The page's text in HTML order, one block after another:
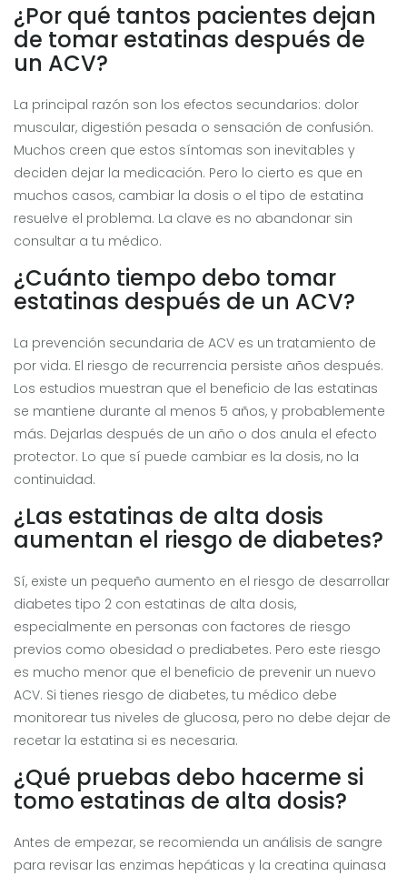
¿Por qué tantos pacientes dejan
de tomar estatinas después de
un ACV?
La principal razón son los efectos secundarios: dolor
muscular, digestión pesada o sensación de confusión.
Muchos creen que estos síntomas son inevitables y
deciden dejar la medicación. Pero lo cierto es que en
muchos casos, cambiar la dosis o el tipo de estatina
resuelve el problema. La clave es no abandonar sin
consultar a tu médico.
¿Cuánto tiempo debo tomar
estatinas después de un ACV?
La prevención secundaria de ACV es un tratamiento de
por vida. El riesgo de recurrencia persiste años después.
Los estudios muestran que el beneficio de las estatinas
se mantiene durante al menos 5 años, y probablemente
más. Dejarlas después de un año o dos anula el efecto
protector. Lo que sí puede cambiar es la dosis, no la
continuidad.
¿Las estatinas de alta dosis
aumentan el riesgo de diabetes?
Sí, existe un pequeño aumento en el riesgo de desarrollar
diabetes tipo 2 con estatinas de alta dosis,
especialmente en personas con factores de riesgo
previos como obesidad o prediabetes. Pero este riesgo
es mucho menor que el beneficio de prevenir un nuevo
ACV. Si tienes riesgo de diabetes, tu médico debe
monitorear tus niveles de glucosa, pero no debe dejar de
recetar la estatina si es necesaria.
¿Qué pruebas debo hacerme si
tomo estatinas de alta dosis?
Antes de empezar, se recomienda un análisis de sangre
para revisar las enzimas hepáticas y la creatina quinasa